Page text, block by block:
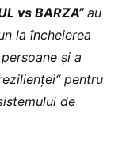
vs BARZA” au
la încheierea
și a
pentru
de